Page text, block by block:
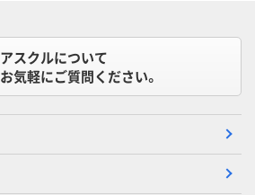
アスクルについて
お気軽にご質問ください。